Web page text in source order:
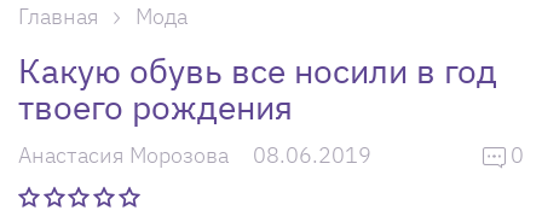
Главная Мода
Какую обувь все носили в год
твоего рождения
Анастасия Морозова 08.06.2019 0